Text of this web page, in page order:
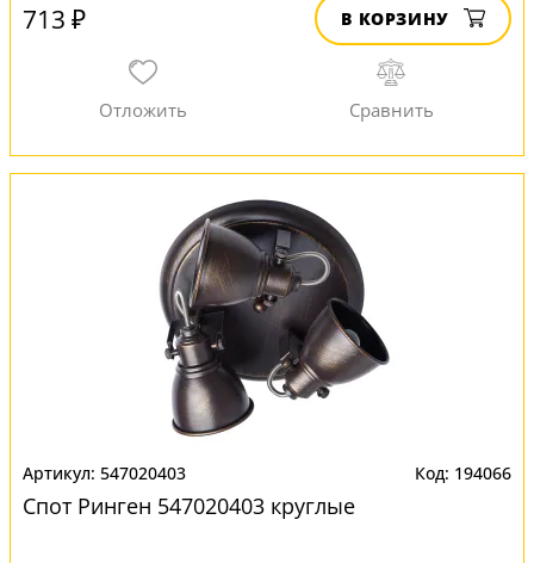
713 ₽ В КОРЗИНУ
547020403 194066
Спот Ринген 547020403 круглые